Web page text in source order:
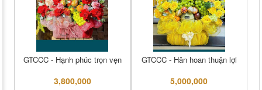
GTCCC - Hạnh phúc trọn vẹn
3,800,000
GTCCC - Hân hoan thuận lợi
5,000,000